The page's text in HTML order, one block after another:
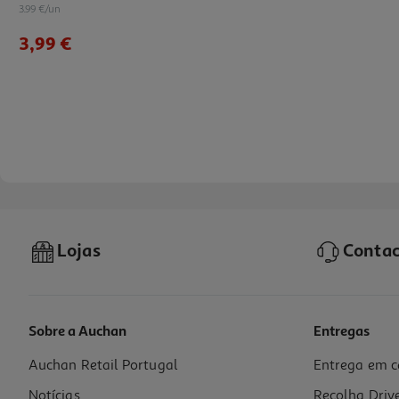
3.99 €/un
3,99 €
Protector Ecrã Vidro Qilive 600171024 Xiaomi Redmi A3
7.99 €/un
Lojas
Sobre a Auchan
Auchan Retail Portugal
Notícias
Entregas
Entrega em
Recolha